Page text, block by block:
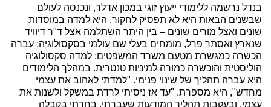
בנדל נרשמה ללימודי ייעוץ זוגי במכון אדלר, ונכנסה לעולם
שבשנים הבאות היא לא תפסיק לחקור. היא למדה במוסדות
שונים ואצל מורים שונים – בין היתר השתלמה אצל ד"ר דיוויד
שנארץ ואסתר פרל, מומחים בעלי שם עולמי בסקסולוגיה; עברה
הכשרה כמגשרת מטעם משרד המשפטים; למדה סקסולוגיה
הוליסטית והוכשרה כמורה למיניות טנטרית. במהלך הלימודים
היא עברה תהליך של שינוי פנימי. "למדתי לאהוב את עצמי
מחדש", היא מספרת. "עד אז ניסיתי לרדת במשקל ולשנות את
עצמי, ובעקבות תהליך המודעות שעברתי, בחרתי בקבלה